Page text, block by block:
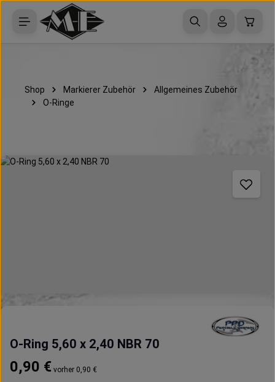
Zum Hauptinhalt springen
Shop Markierer Zubehör
Allgemeines Zubehör
O-Ringe
Bildergalerie überspringen
O-Ring 5,60 x 2,40 NBR 70
Regulärer Preis:
0,90 € vorher 0,90 €